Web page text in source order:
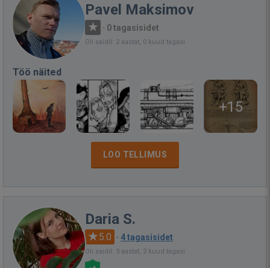
Pavel Maksimov
· 0 tagasisidet
Oli saidil: 2 aastat, 0 kuud tagasi
Töö näited
+15
LOO TELLIMUS
Daria S.
5.0 · 4 tagasisidet
Oli saidil: 3 aastat, 2 kuud tagasi